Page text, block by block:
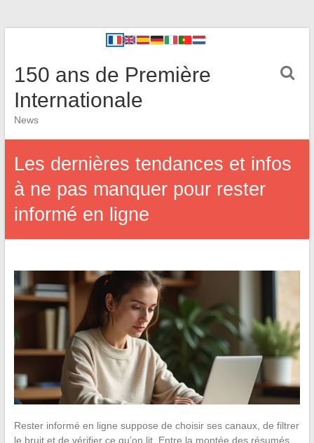
150 ans de Première
Internationale
News
Les dernières tendances et infos
à ne pas manquer pour rester
informé en ligne
Rester informé en ligne suppose de choisir ses canaux, de filtrer
le bruit et de vérifier ce qu’on lit. Entre la montée des résumés